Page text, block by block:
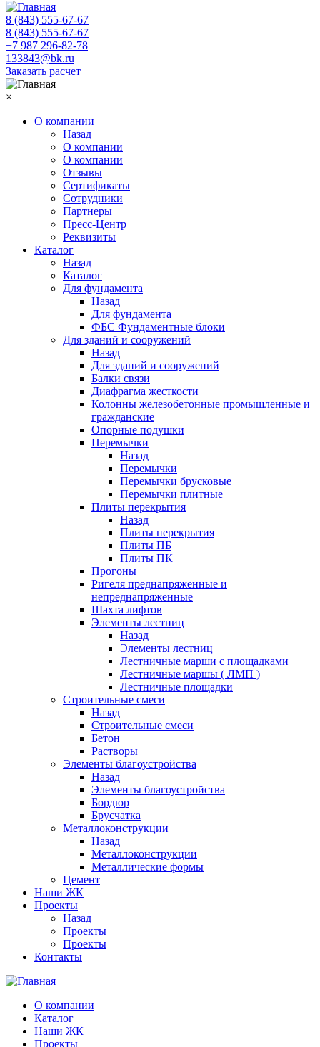
8 (843) 555-67-67
8 (843) 555-67-67
+7 987 296-82-78
133843@bk.ru
Заказать расчет
×
О компании
Назад
О компании
О компании
Отзывы
Сертификаты
Сотрудники
Партнеры
Пресс-Центр
Реквизиты
Каталог
Назад
Каталог
Для фундамента
Назад
Для фундамента
ФБС Фундаментные блоки
Для зданий и сооружений
Назад
Для зданий и сооружений
Балки связи
Диафрагма жесткости
Колонны железобетонные промышленные и
гражданские
Опорные подушки
Перемычки
Назад
Перемычки
Перемычки брусковые
Перемычки плитные
Плиты перекрытия
Назад
Плиты перекрытия
Плиты ПБ
Плиты ПК
Прогоны
Ригеля преднапряженные и
непреднапряженные
Шахта лифтов
Элементы лестниц
Назад
Элементы лестниц
Лестничные марши с площадками
Лестничные маршы ( ЛМП )
Лестничные площадки
Строительные смеси
Назад
Строительные смеси
Бетон
Растворы
Элементы благоустройства
Назад
Элементы благоустройства
Бордюр
Брусчатка
Металлоконструкции
Назад
Металлоконструкции
Металлические формы
Цемент
Наши ЖК
Проекты
Назад
Проекты
Проекты
Контакты
О компании
Каталог
Наши ЖК
Проекты